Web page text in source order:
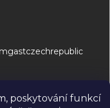
poskytování funkcí